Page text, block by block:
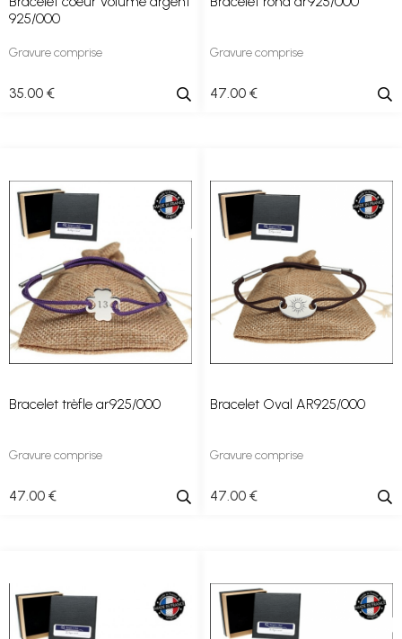
925/000
Gravure comprise
35.00 €
Gravure comprise
47.00 €
Bracelet trèfle ar925/000
Gravure comprise
47.00 €
Bracelet Oval AR925/000
Gravure comprise
47.00 €